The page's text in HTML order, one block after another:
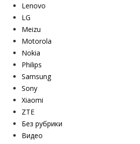
Lenovo
LG
Meizu
Motorola
Nokia
Philips
Samsung
Sony
Xiaomi
ZTE
Без рубрики
Видео